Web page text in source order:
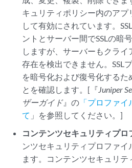
キュリティポリシー内のアプ
して有効にされています。
ントとサーバー間でSSLの暗
しますが、サーバーもクライ
存在を検出できません。SSL
を暗号化および復号化するた
とを確認します。[『Juniper
ザーガイド』の 「プロファ
て 」を参照してください。]
コンテンツセキュリティプロ
ンツセキュリティプロファイ
ます。コンテンツセキュリ